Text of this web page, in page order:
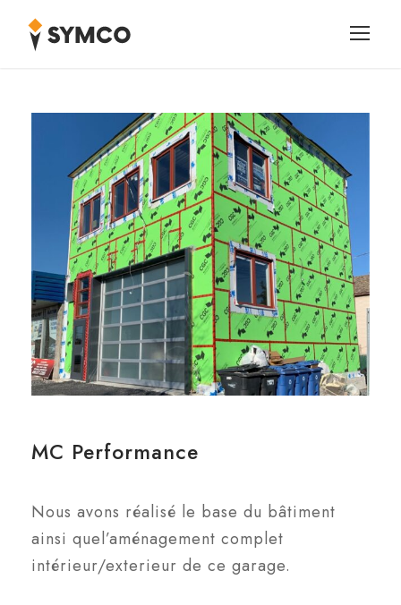
MC Performance
Nous avons réalisé le base du bâtiment
ainsi quel’aménagement complet
intérieur/exterieur de ce garage.